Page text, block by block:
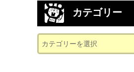
カテゴリー